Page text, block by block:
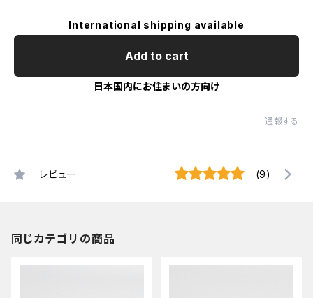
International shipping available
Add to cart
日本国内にお住まいの方向け
通報する
レビュー (9)
同じカテゴリの商品